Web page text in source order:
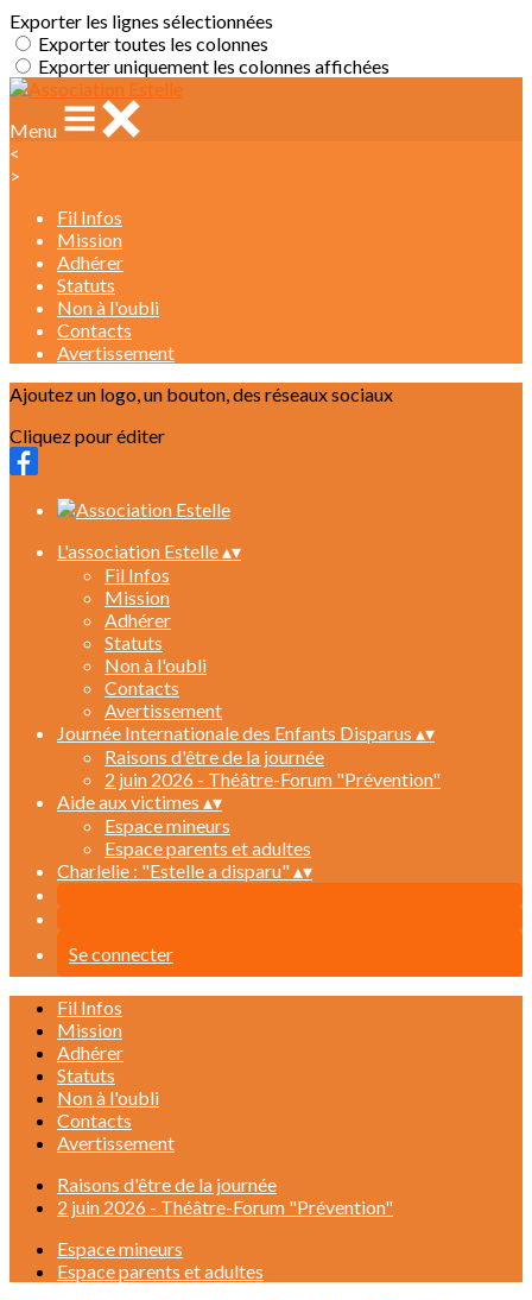
Exporter les lignes sélectionnées
Exporter toutes les colonnes
Exporter uniquement les colonnes affichées
Menu
<
>
Fil Infos
Mission
Adhérer
Statuts
Non à l'oubli
Contacts
Avertissement
Ajoutez un logo, un bouton, des réseaux sociaux
Cliquez pour éditer
L'association Estelle▴▾
Fil Infos
Mission
Adhérer
Statuts
Non à l'oubli
Contacts
Avertissement
Journée Internationale des Enfants Disparus ▴▾
Raisons d'être de la journée
2 juin 2026 - Théâtre-Forum "Prévention"
Aide aux victimes ▴▾
Espace mineurs
Espace parents et adultes
Charlelie : "Estelle a disparu"▴▾
Se connecter
Fil Infos
Mission
Adhérer
Statuts
Non à l'oubli
Contacts
Avertissement
Raisons d'être de la journée
2 juin 2026 - Théâtre-Forum "Prévention"
Espace mineurs
Espace parents et adultes